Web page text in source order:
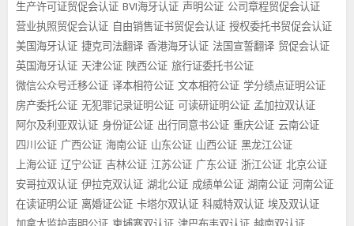
生产许可证贸促会认证 BVI海牙认证 声明公证 公司章程贸促会认证
营业执照贸促会认证 自由销售证书贸促会认证 授权委托书贸促会认证
美国海牙认证 捷克司法翻译 香港海牙认证 法国宣誓翻译 贸促会认证
英国海牙认证 天津公证 陕西公证 旅行证委托书公证
微信公众号迁移公证 译本相符公证 文本相符公证 学分绩点证明公证
房产委托公证 无犯罪记录证明公证 可读研证明公证 孟加拉双认证
阿尔及利亚双认证 身份证公证 出行同意书公证 重庆公证 云南公证
四川公证 广西公证 海南公证 山东公证 山西公证 黑龙江公证
上海公证 辽宁公证 吉林公证 江苏公证 广东公证 浙江公证 北京公证
安哥拉双认证 伊拉克双认证 湖北公证 成绩单公证 湖南公证 河南公证
在读证明公证 离婚证公证 卡塔尔双认证 科威特双认证 埃及双认证